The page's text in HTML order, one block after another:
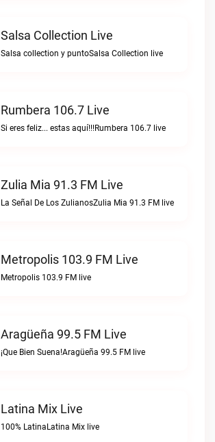
Salsa Collection Live
Salsa collection y puntoSalsa Collection live
Rumbera 106.7 Live
Si eres feliz... estas aquí!!!Rumbera 106.7 live
Zulia Mia 91.3 FM Live
La Señal De Los ZulianosZulia Mia 91.3 FM live
Metropolis 103.9 FM Live
Metropolis 103.9 FM live
Aragüeña 99.5 FM Live
¡Que Bien Suena!Aragüeña 99.5 FM live
Latina Mix Live
100% LatinaLatina Mix live